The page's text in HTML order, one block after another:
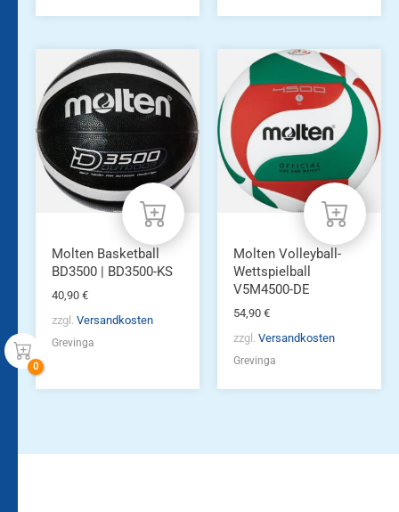
Molten Basketball
BD3500 | BD3500-KS
40,90 €
zzgl. Versandkosten
Grevinga
Molten Volleyball-
Wettspielball
V5M4500-DE
54,90 €
zzgl. Versandkosten
Grevinga